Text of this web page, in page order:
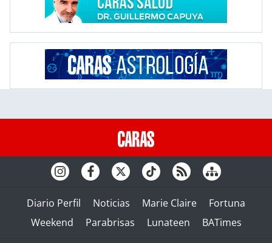
Diario Perfil Noticias Marie Claire
Fortuna
Weekend
Parabrisas Lunateen BATimes